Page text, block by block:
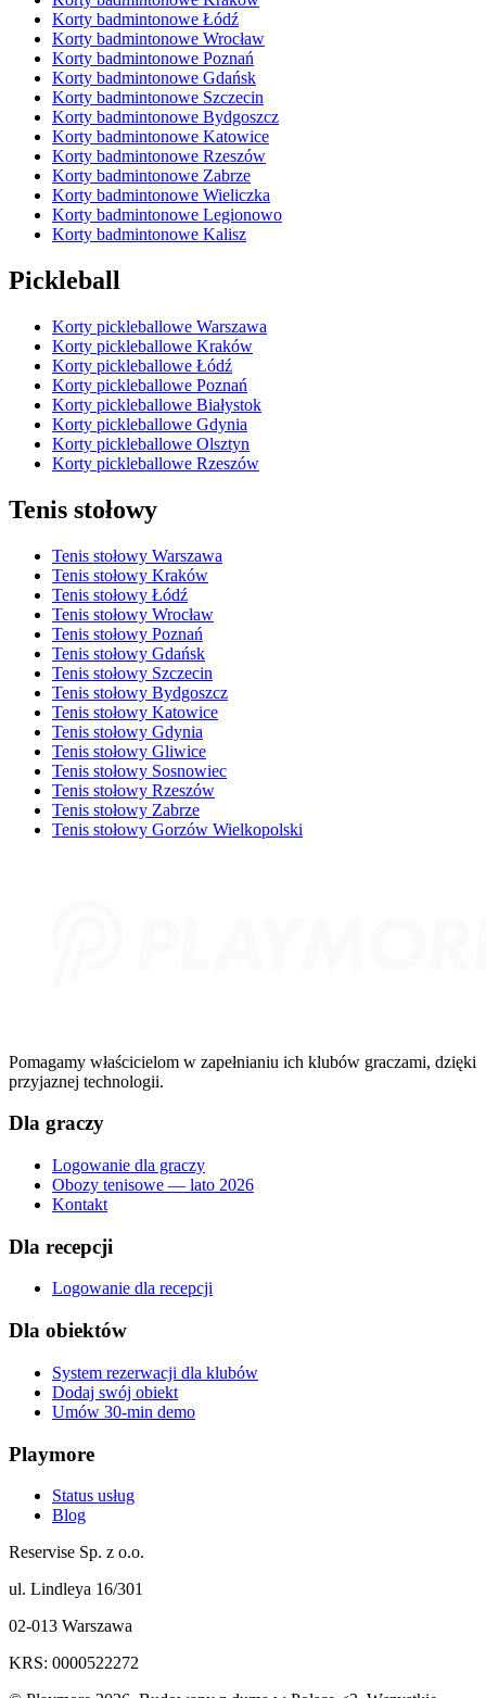
Korty badmintonowe Łódź
Korty badmintonowe Wrocław
Korty badmintonowe Poznań
Korty badmintonowe Gdańsk
Korty badmintonowe Szczecin
Korty badmintonowe Bydgoszcz
Korty badmintonowe Katowice
Korty badmintonowe Rzeszów
Korty badmintonowe Zabrze
Korty badmintonowe Wieliczka
Korty badmintonowe Legionowo
Korty badmintonowe Kalisz
Pickleball
Korty pickleballowe Warszawa
Korty pickleballowe Kraków
Korty pickleballowe Łódź
Korty pickleballowe Poznań
Korty pickleballowe Białystok
Korty pickleballowe Gdynia
Korty pickleballowe Olsztyn
Korty pickleballowe Rzeszów
Tenis stołowy
Tenis stołowy Warszawa
Tenis stołowy Kraków
Tenis stołowy Łódź
Tenis stołowy Wrocław
Tenis stołowy Poznań
Tenis stołowy Gdańsk
Tenis stołowy Szczecin
Tenis stołowy Bydgoszcz
Tenis stołowy Katowice
Tenis stołowy Gdynia
Tenis stołowy Gliwice
Tenis stołowy Sosnowiec
Tenis stołowy Rzeszów
Tenis stołowy Zabrze
Tenis stołowy Gorzów Wielkopolski
Pomagamy właścicielom w zapełnianiu ich klubów graczami, dzięki
przyjaznej technologii.
Dla graczy
Logowanie dla graczy
Obozy tenisowe — lato 2026
Kontakt
Dla recepcji
Logowanie dla recepcji
Dla obiektów
System rezerwacji dla klubów
Dodaj swój obiekt
Umów 30-min demo
Playmore
Status usług
Blog
Reservise Sp. z o.o.
ul. Lindleya 16/301
02-013 Warszawa
KRS: 0000522272